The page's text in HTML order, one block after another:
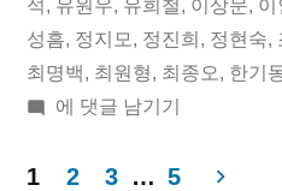
오
늘
의
독
석, 유원우, 유희철, 이상문, 이
성흠, 정지모 , 정진희 , 정현숙,
최명백, 최원형, 최종오, 한기
2019
03
에 댓글 남기기
1 2 3 … 5